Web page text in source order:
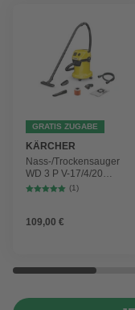
GRATIS ZUGABE
KÄRCHER
Nass-/Trockensauger
WD 3 P V-17/4/20
Workshop mit
(1)
109,00 €